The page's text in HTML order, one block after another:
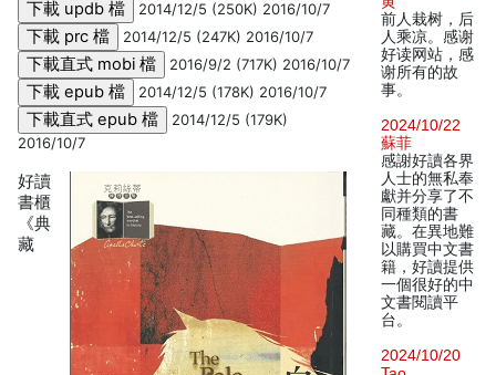
2014/12/5 (250K) 2016/10/7
2014/12/5 (247K) 2016/10/7
2016/9/2 (717K) 2016/10/7
2014/12/5 (178K) 2016/10/7
2014/12/5 (179K)
2016/10/7
好讀
書櫃
《典
藏
前人栽树，后
人乘凉。感谢
好读网站，感
谢所有的故
事。
2024/10/22
蘇菲
感謝好讀各界
人士的無私奉
獻并分享了不
同種類的書
藏。在異地難
以購買中文書
籍，好讀提供
一個很好的中
文書閱讀平
台。
2024/10/20